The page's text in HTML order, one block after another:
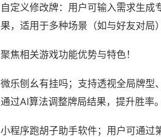
自定义修改牌：用户可输入需求生成
果，适用于多种场景（如与好友对局
聚焦相关游戏功能优势与特色！
微乐刨幺有挂吗；支持透视全局牌型
通过AI算法调整牌局结果，提升胜率。
小程序跑胡子助手软件；用户可通过